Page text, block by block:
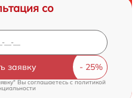
со
заявку
Вы соглашаетесь cполитикой